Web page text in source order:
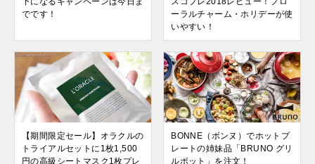
でです！
ーラルチャーム・ホリデーが使
いやすい！
【期間限定セール】オラクルの
トライアルセットに1枚1,500
円の高級シートマスク1枚プレ
BONNE（ボンヌ）でホットプ
レートの姉妹品「BRUNO グリ
ルポット」を注文！